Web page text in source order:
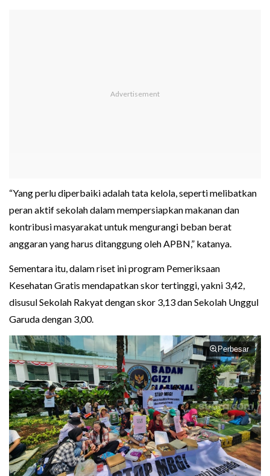
“Yang perlu diperbaiki adalah tata kelola, seperti melibatkan
peran aktif sekolah dalam mempersiapkan makanan dan
kontribusi masyarakat untuk mengurangi beban berat
anggaran yang harus ditanggung oleh APBN,” katanya.
Sementara itu, dalam riset ini program Pemeriksaan
Kesehatan Gratis mendapatkan skor tertinggi, yakni 3,42,
disusul Sekolah Rakyat dengan skor 3,13 dan Sekolah Unggul
Garuda dengan 3,00.
Perbesar